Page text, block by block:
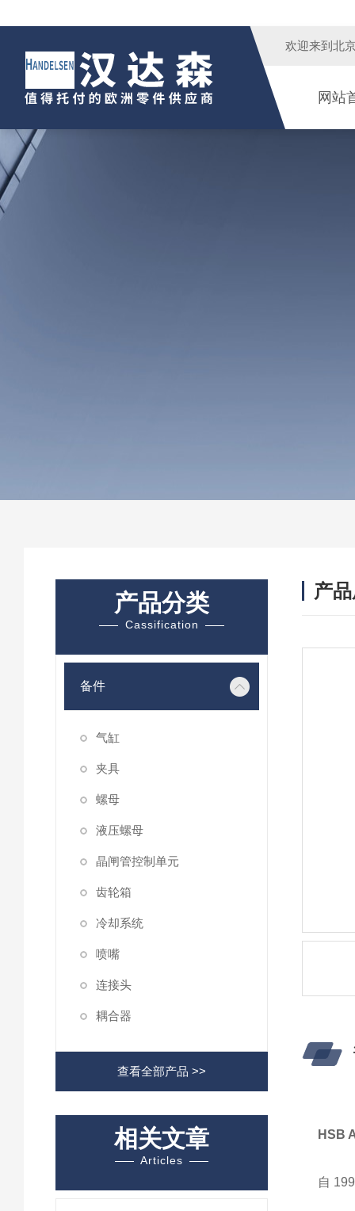
欢迎来到 北
网站
产品分类
Cassification
备件
气缸
夹具
螺母
液压螺母
晶闸管控制单元
齿轮箱
冷却系统
喷嘴
连接头
耦合器
查看全部产品 >>
相关文章
Articles
产
HSB
自